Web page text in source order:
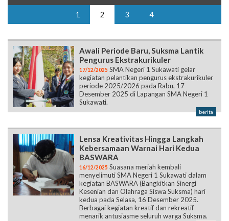
1 2 3 4
Awali Periode Baru, Suksma Lantik
Pengurus Ekstrakurikuler
17/12/2025 SMA Negeri 1 Sukawati gelar
kegiatan pelantikan pengurus ekstrakurikuler
periode 2025/2026 pada Rabu, 17
Desember 2025 di Lapangan SMA Negeri 1
Sukawati.
berita
Lensa Kreativitas Hingga Langkah
Kebersamaan Warnai Hari Kedua
BASWARA
16/12/2025 Suasana meriah kembali
menyelimuti SMA Negeri 1 Sukawati dalam
kegiatan BASWARA (Bangkitkan Sinergi
Kesenian dan Olahraga Siswa Suksma) hari
kedua pada Selasa, 16 Desember 2025.
Berbagai kegiatan kreatif dan rekreatif
menarik antusiasme seluruh warga Suksma.